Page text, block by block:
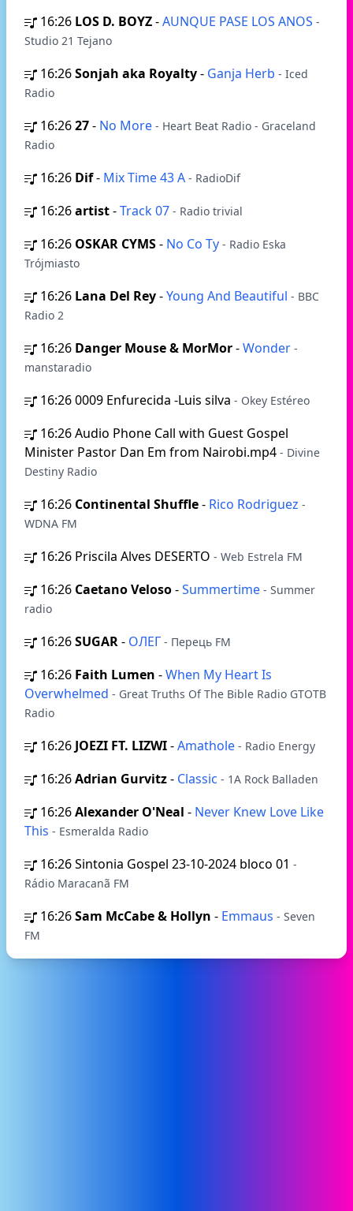
16:26 LOS D. BOYZ-AUNQUE PASE LOS ANOS -
Studio 21 Tejano
16:26Sonjah aka Royalty- Ganja Herb - Iced
Radio
16:2627- No More - Heart Beat Radio - Graceland
Radio
16:26 Dif- Mix Time 43 A - RadioDif
16:26artist-Track 07 - Radio trivial
16:26 OSKAR CYMS- No Co Ty - Radio Eska
Trójmiasto
16:26 Lana Del Rey-Young And Beautiful - BBC
Radio 2
16:26 Danger Mouse & MorMor-Wonder -
manstaradio
16:260009 Enfurecida -Luis silva - Okey Estéreo
16:26Audio Phone Call with Guest Gospel
Minister Pastor Dan Em from Nairobi.mp4 - Divine
Destiny Radio
16:26 Continental Shuffle- Rico Rodriguez -
WDNA FM
16:26 Priscila Alves DESERTO - Web Estrela FM
16:26 Caetano Veloso-Summertime - Summer
radio
16:26SUGAR- ОЛЕГ - Перець FM
16:26 Faith Lumen -When My Heart Is
Overwhelmed - Great Truths Of The Bible Radio GTOTB
Radio
16:26 JOEZI FT. LIZWI-Amathole - Radio Energy
16:26Adrian Gurvitz- Classic - 1A Rock Balladen
16:26Alexander O'Neal - Never Knew Love Like
This - Esmeralda Radio
16:26Sintonia Gospel 23-10-2024 bloco 01 -
Rádio Maracanã FM
16:26Sam McCabe & Hollyn - Emmaus - Seven
FM